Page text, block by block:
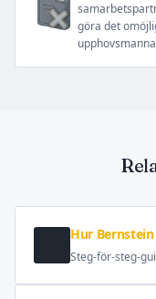
göra det
Hur
Steg-för-steg-